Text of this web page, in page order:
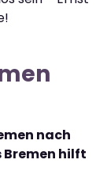
nach
Bremen hilft